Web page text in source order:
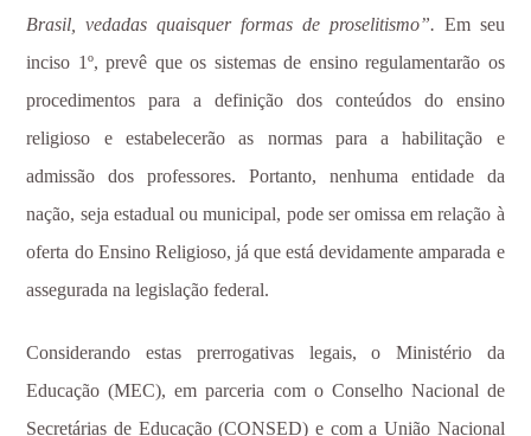
Brasil, vedadas quaisquer formas de proselitismo”. Em seu
inciso 1º, prevê que os sistemas de ensino regulamentarão os
procedimentos para a definição dos conteúdos do ensino
religioso e estabelecerão as normas para a habilitação e
admissão dos professores. Portanto, nenhuma entidade da
nação, seja estadual ou municipal, pode ser omissa em relação à
oferta do Ensino Religioso, já que está devidamente amparada e
assegurada na legislação federal.
Considerando estas prerrogativas legais, o Ministério da
Educação (MEC), em parceria com o Conselho Nacional de
Secretárias de Educação (CONSED) e com a União Nacional